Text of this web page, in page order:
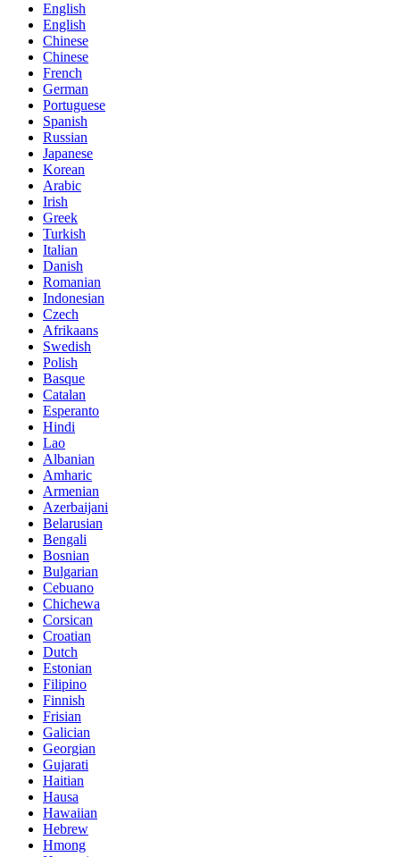
English
English
Chinese
Chinese
French
German
Portuguese
Spanish
Russian
Japanese
Korean
Arabic
Irish
Greek
Turkish
Italian
Danish
Romanian
Indonesian
Czech
Afrikaans
Swedish
Polish
Basque
Catalan
Esperanto
Hindi
Lao
Albanian
Amharic
Armenian
Azerbaijani
Belarusian
Bengali
Bosnian
Bulgarian
Cebuano
Chichewa
Corsican
Croatian
Dutch
Estonian
Filipino
Finnish
Frisian
Galician
Georgian
Gujarati
Haitian
Hausa
Hawaiian
Hebrew
Hmong